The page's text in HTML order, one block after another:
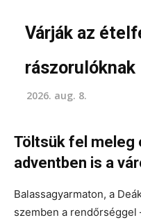
Várják az
rászorulóknak
2026. aug. 8.
Töltsük fel meleg
adventben is a
Balassagyarmaton, a
szemben a